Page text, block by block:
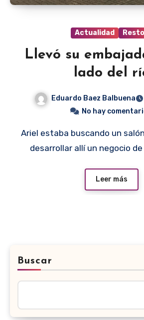
Actualidad
Llevó su
lado del
Eduardo Baez Balbuena
No hay
Ariel estaba buscando un salón para alquilar y
desarrollar allí un negocio
Leer más
Buscar